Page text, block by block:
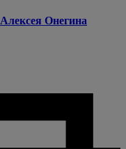
Алексея Онегина